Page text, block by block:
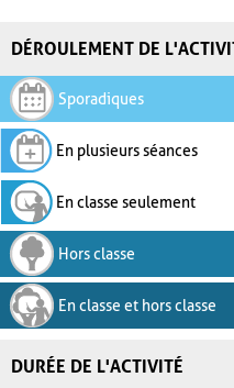
DÉROULEMENT DE
Sporadiques
En plusieurs séances
En classe seulement
Hors classe
En classe et hors classe
DURÉE DE L'ACTIVITÉ